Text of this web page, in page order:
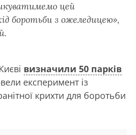
цей
боротьби з ожеледицею»,
визначили 50 парків
експеримент із
крихти для боротьби